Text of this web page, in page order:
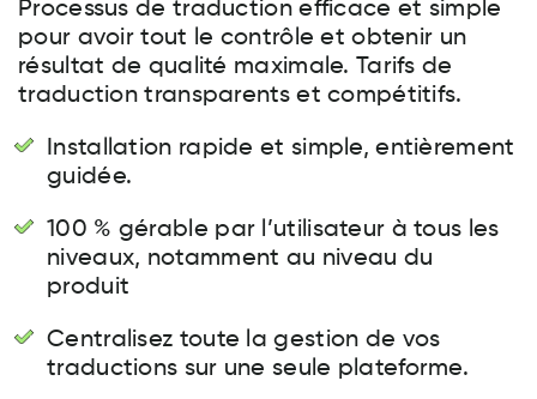
Processus de traduction efficace et simple
pour avoir tout le contrôle et obtenir un
résultat de qualité maximale. Tarifs de
traduction transparents et compétitifs.
Installation rapide et simple, entièrement
guidée.
100 % gérable par l’utilisateur à tous les
niveaux, notamment au niveau du
produit
Centralisez toute la gestion de vos
traductions sur une seule plateforme.